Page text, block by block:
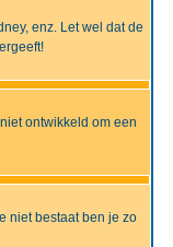
enz. Let wel dat de
ontwikkeld om een
niet bestaat ben je zo